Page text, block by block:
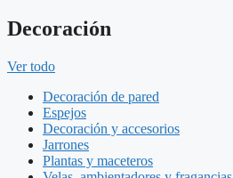
Decoración
Ver todo
Decoración de pared
Espejos
Decoración y accesorios
Jarrones
Plantas y maceteros